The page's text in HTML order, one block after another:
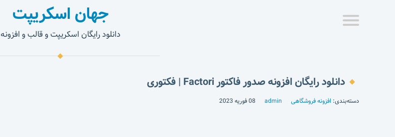
جهان اسکریپت
دانلود رایگان اسکریپت و قالب و افزونه
دانلود رایگان افزونه صدور فاکتور Factori | فکتوری
دسته‌بندی: افزونه فروشگاهی admin 08 فوریه 2023